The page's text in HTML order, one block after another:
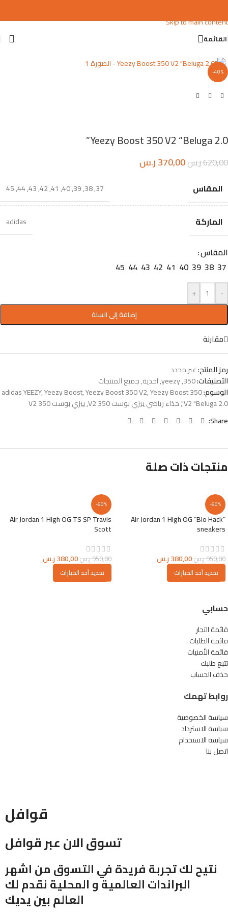
Skip to main content
القائمة
-40%
Yeezy Boost 350 V2 “Beluga 2.0”
620,00ر.س370,00ر.س
المقاس 37
,
38
,
39
,
40
,
41
,
42
,
43
,
44
,
45
الماركة adidas
المقاس
37
38
39
40
41
42
43
44
45
-
+
إضافة إلى السلة
مقارنة
رمز المنتج:غير محدد
التصنيفات:350
,
yeezy
,احذية,جميع المنتجات
الوسوم:
adidas YEEZY,Yeezy Boost,Yeezy Boost 350 V2,Yeezy Boost 350
V2 "Beluga 2.0"
,حذاء رياضي ييزي بوست 350 V2 ,ييزي بوست 350 V2
Share:
منتجات ذات صلة
-60%
Air Jordan 1 High OG “Bio Hack”
sneakers
950,00ر.س380,00ر.س
تحديد أحد الخيارات
-60%
Air Jordan 1 High OG TS SP Travis
Scott
950,00ر.س380,00ر.س
تحديد أحد الخيارات
حسابي
قائمة التجار
قائمة الطلبات
قائمة الأمنيات
تتبع طلبك
حذف الحساب
روابط تهمك
سياسة الخصوصية
سياسة الاسترداد
سياسة الاستخدام
اتصل بنا
قوافل
تسوق الان عبر قوافل
نتيح لك تجربة فريدة في التسوق من اشهر
البراندات العالمية و المحلية نقدم لك
العالم بين يديك